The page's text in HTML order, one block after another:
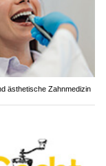
ästhetische Zahnmedizin